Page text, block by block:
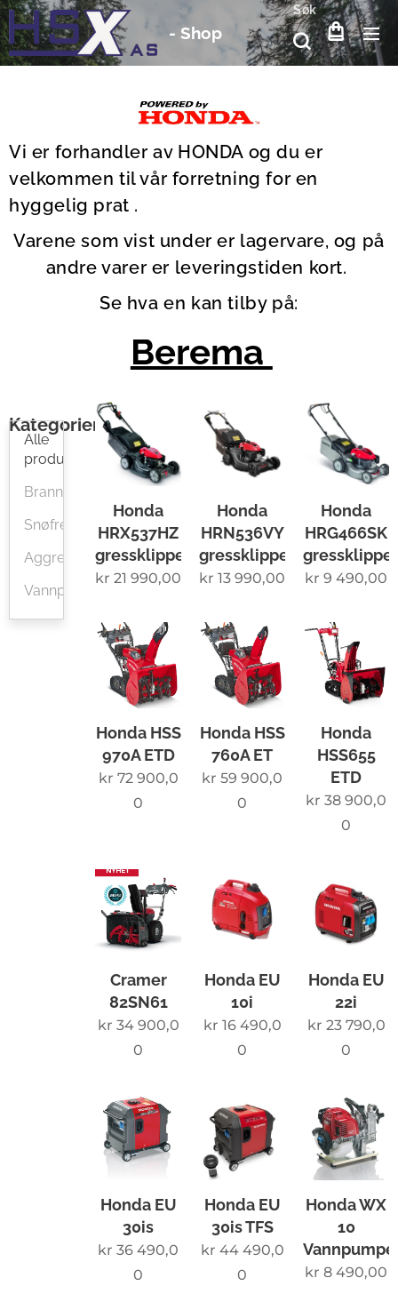
- Shop
Søk
Vi er forhandler av HONDA og du er
velkommen til vår forretning for en
hyggelig prat .
Varene som vist under er lagervare, og på
andre varer er leveringstiden kort.
Se hva en kan tilby på:
Berema
Kategorier
Alle
produkter
Brannslukking
Snøfreser
Aggregat
Vannpumper
Honda
HRX537HZ
gressklipper
kr21 990,00
Honda
HRN536VY
gressklipper
kr13 990,00
Honda
HRG466SK
kr 9 490,00
Honda HSS
970A ETD
kr 72 900,0
0
Honda HSS
760A ET
kr59 900,0
0
Honda
HSS655
ETD
kr 38 900,0
0
Cramer
82SN61
kr 34 900,0
0
Honda EU
10i
kr 16 490,0
0
Honda EU
22i
kr 23 790,0
0
Honda EU
30is
kr36 490,0
0
Honda EU
30is TFS
kr 44 490,0
0
Honda WX
10
Vannpumpe
kr 8 490,00